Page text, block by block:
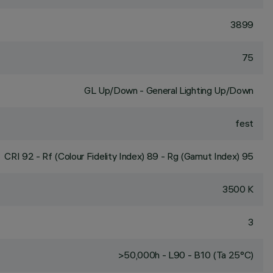
3899
75
GL Up/Down - General Lighting Up/Down
fest
CRI 92 - Rf (Colour Fidelity Index) 89 - Rg (Gamut Index) 95
3500 K
3
>50,000h - L90 - B10 (Ta 25°C)